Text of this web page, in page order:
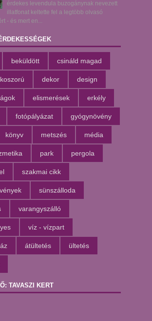
érdekes levendula buzogánynak nevezett
illatfonat keltette fel a legtöbb olvasó
- és mert en...
beküldött csináld magad
dekor design
elismerések erkély
fotópályázat gyógynövény
könyv metszés média
park pergola
szakmai cikk
sünszálloda
varangyszálló
víz - vízpart
átültetés ültetés
TAVASZI KERT